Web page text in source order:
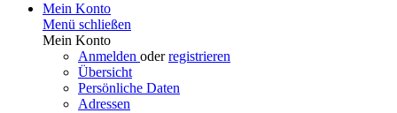
Mein Konto
Menü schließen
Mein Konto
Anmelden oderregistrieren
Übersicht
Persönliche Daten
Adressen